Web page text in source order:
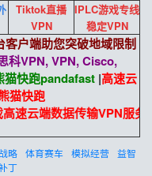
Tiktok直播
VPN
IPLC游戏专线
稳定VPN
户端助您突破地域限制
科VPN, VPN, Cisco,
猫快跑pandafast|高速云
猫快跑
速云端数据传输VPN服务。
略 体育赛车 模拟经营 益智
丁